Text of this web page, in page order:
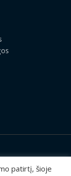
„Rilis“
patirtį, šioje